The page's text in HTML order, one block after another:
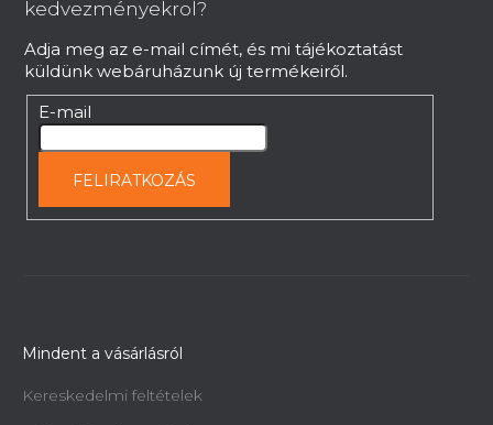
Azonnal szállítható
1 840 226 Ft
kedvezményekrol?
Adja meg az e-mail címét, és mi tájékoztatást
küldünk webáruházunk új termékeiről.
E-mail
FELIRATKOZÁS
Mindent a vásárlásról
Kereskedelmi feltételek